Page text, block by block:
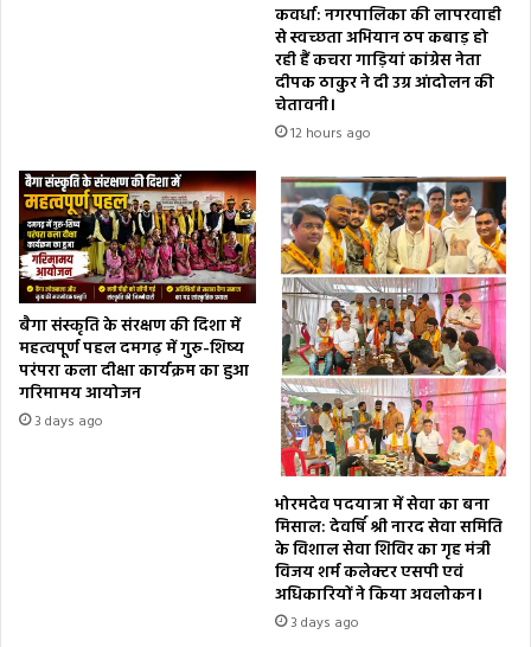
कवर्धा: नगरपालिका की लापरवाही
से स्वच्छता अभियान ठप कबाड़ हो
रही हैं कचरा गाड़ियां कांग्रेस नेता
दीपक ठाकुर ने दी उग्र आंदोलन की
चेतावनी।
12 hours ago
बैगा संस्कृति के संरक्षण की दिशा में
महत्वपूर्ण पहल दमगढ़ में गुरु-शिष्य
परंपरा कला दीक्षा कार्यक्रम का हुआ
गरिमामय आयोजन
3 days ago
भोरमदेव पदयात्रा में सेवा का बना
मिसाल: देवर्षि श्री नारद सेवा समिति
के विशाल सेवा शिविर का गृह मंत्री
विजय शर्म कलेक्टर एसपी एवं
अधिकारियों ने किया अवलोकन।
3 days ago